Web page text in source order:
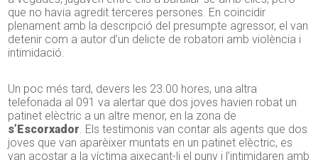
que no havia agredit terceres persones. En coincidir
plenament amb la descripció del presumpte agressor, el van
detenir com a autor d’un delicte de robatori amb violència i
intimidació.
Un poc més tard, devers les 23.00 hores, una altra
telefonada al 091 va alertar que dos joves havien robat un
patinet elèctric a un altre menor, en la zona de
s’Escorxador. Els testimonis van contar als agents que dos
joves que van aparèixer muntats en un patinet elèctric, es
van acostar a la víctima aixecant-li el puny i l’intimidaren amb